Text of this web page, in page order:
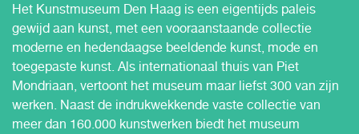
Het Kunstmuseum Den Haag is een eigentijds paleis
gewijd aan kunst, met een vooraanstaande collectie
moderne en hedendaagse beeldende kunst, mode en
toegepaste kunst. Als internationaal thuis van Piet
Mondriaan, vertoont het museum maar liefst 300 van zijn
werken. Naast de indrukwekkende vaste collectie van
meer dan 160.000 kunstwerken biedt het museum